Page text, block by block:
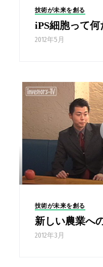
技術が未来を創る
iPS細胞って
2012年5月
技術が未来を創る
新しい農業へ
2012年3月